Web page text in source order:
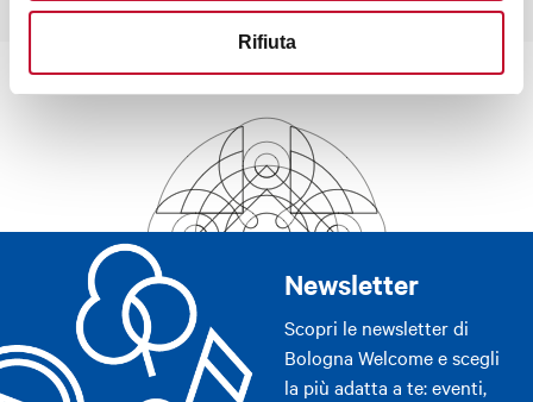
Rifiuta
Newsletter
Scopri le newsletter di
Bologna Welcome e scegli
la più adatta a te: eventi,